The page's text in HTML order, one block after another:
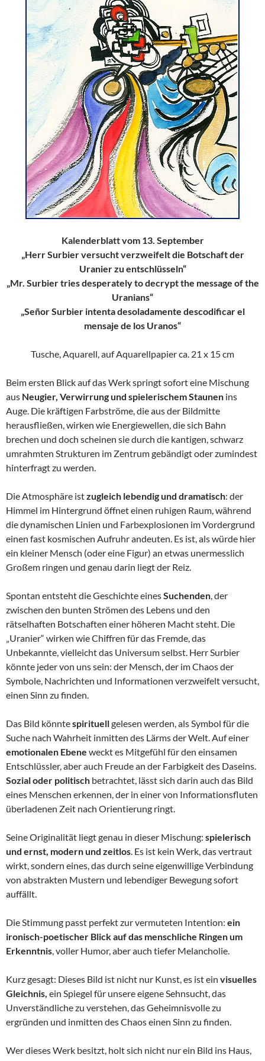
Kalenderblatt vom 13. September
„Herr Surbier versucht verzweifelt die Botschaft der
Uranier zu entschlüsseln“
„Mr. Surbier tries desperately to decrypt the message of the
Uranians“
„Señor Surbier intenta desoladamente descodificar el
mensaje de los Uranos“
Tusche, Aquarell, auf Aquarellpapier ca. 21 x 15 cm
Beim ersten Blick auf das Werk springt sofort eine Mischung
aus Neugier, Verwirrung und spielerischem Staunen ins
Auge. Die kräftigen Farbströme, die aus der Bildmitte
herausfließen, wirken wie Energiewellen, die sich Bahn
brechen und doch scheinen sie durch die kantigen, schwarz
umrahmten Strukturen im Zentrum gebändigt oder zumindest
hinterfragt zu werden.
Die Atmosphäre istzugleich lebendig und dramatisch: der
Himmel im Hintergrund öffnet einen ruhigen Raum, während
die dynamischen Linien und Farbexplosionen im Vordergrund
einen fast kosmischen Aufruhr andeuten. Es ist, als würde hier
ein kleiner Mensch (oder eine Figur) an etwas unermesslich
Großem ringen und genau darin liegt der Reiz.
Spontan entsteht die Geschichte einesSuchenden, der
zwischen den bunten Strömen des Lebens und den
rätselhaften Botschaften einer höheren Macht steht. Die
„Uranier“ wirken wie Chiffren für das Fremde, das
Unbekannte, vielleicht das Universum selbst. Herr Surbier
könnte jeder von uns sein: der Mensch, der im Chaos der
Symbole, Nachrichten und Informationen verzweifelt versucht,
einen Sinn zu finden.
Das Bild könntespirituellgelesen werden, als Symbol für die
Suche nach Wahrheit inmitten des Lärms der Welt. Auf einer
emotionalen Ebene weckt es Mitgefühl für den einsamen
Entschlüssler, aber auch Freude an der Farbigkeit des Daseins.
Sozial oder politisch betrachtet, lässt sich darin auch das Bild
eines Menschen erkennen, der in einer von Informationsfluten
überladenen Zeit nach Orientierung ringt.
Seine Originalität liegt genau in dieser Mischung: spielerisch
und ernst, modern und zeitlos. Es ist kein Werk, das vertraut
wirkt, sondern eines, das durch seine eigenwillige Verbindung
von abstrakten Mustern und lebendiger Bewegung sofort
auffällt.
Die Stimmung passt perfekt zur vermuteten Intention: ein
ironisch-poetischer Blick auf das menschliche Ringen um
Erkenntnis, voller Humor, aber auch tiefer Melancholie.
Kurz gesagt: Dieses Bild ist nicht nur Kunst, es ist ein visuelles
Gleichnis, ein Spiegel für unsere eigene Sehnsucht, das
Unverständliche zu verstehen, das Geheimnisvolle zu
ergründen und inmitten des Chaos einen Sinn zu finden.
Wer dieses Werk besitzt, holt sich nicht nur ein Bild ins Haus,